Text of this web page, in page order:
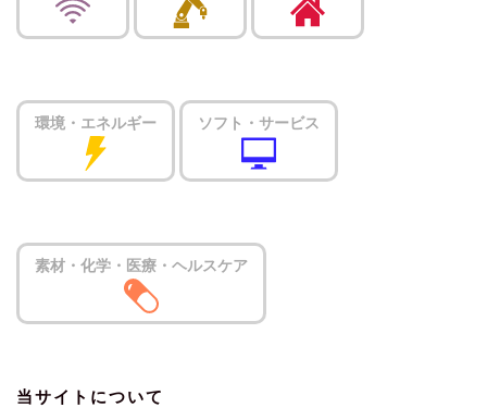
環境・エネルギー ソフト・サービス
素材・化学・医療・ヘルスケア
当サイトについて